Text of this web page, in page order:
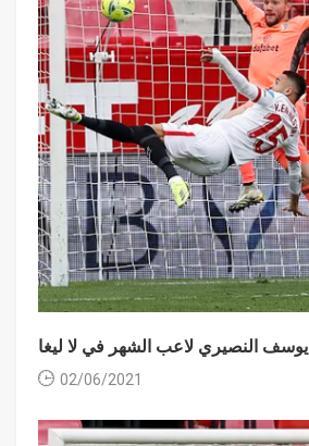
يوسف النصيري لاعب الشهر في لا ليغا
02/06/2021